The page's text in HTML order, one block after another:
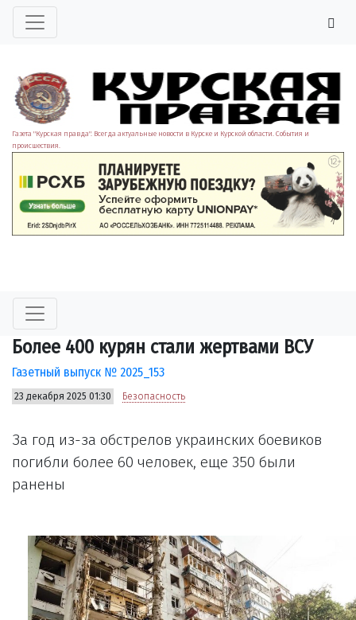
Газета "Курская правда". Всегда актуальные новости в Курске и Курской области. События и
происшествия.
Более 400 курян стали жертвами ВСУ
Газетный выпуск № 2025_153
23 декабря 2025 01:30 Безопасность
За год из-за обстрелов украинских боевиков
погибли более 60 человек, еще 350 были
ранены